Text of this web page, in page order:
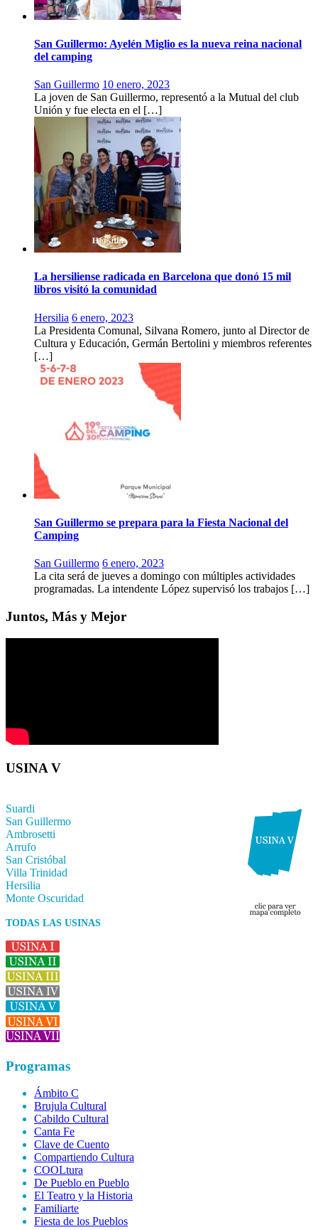
San Guillermo: Ayelén Miglio es la nueva reina nacional
del camping
San Guillermo 10 enero, 2023
La joven de San Guillermo, representó a la Mutual del club
Unión y fue electa en el […]
La hersiliense radicada en Barcelona que donó 15 mil
libros visitó la comunidad
Hersilia 6 enero, 2023
La Presidenta Comunal, Silvana Romero, junto al Director de
Cultura y Educación, Germán Bertolini y miembros referentes
[…]
San Guillermo se prepara para la Fiesta Nacional del
Camping
San Guillermo 6 enero, 2023
La cita será de jueves a domingo con múltiples actividades
programadas. La intendente López supervisó los trabajos […]
Juntos, Más y Mejor
USINA V
Suardi
San Guillermo
Ambrosetti
Arrufo
San Cristóbal
Villa Trinidad
Hersilia
Monte Oscuridad
TODAS LAS USINAS
Programas
Ámbito C
Brujula Cultural
Cabildo Cultural
Canta Fe
Clave de Cuento
Compartiendo Cultura
COOLtura
De Pueblo en Pueblo
El Teatro y la Historia
Familiarte
Fiesta de los Pueblos